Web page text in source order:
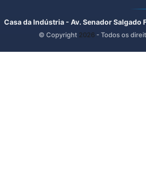
Casa da Indústria - Av. Senador
© Copyright 2026 - Todos os